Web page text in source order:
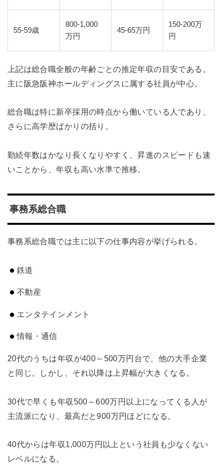
55-59歳
800-1,000
万円
45-65万円
150-200万
円
上記は総合職全般の年齢ごとの推定年収の目安である。
主に阪急阪神ホールディングスに属する社員が中心。
総合職は特に新卒採用の時点から働いている人であり、
さらに高学歴ばかりの括り。
勤続年数はかなり長くなりやすく、昇進のスピードも速
いことから、年収も高い水準で推移。
事務系総合職
事務系総合職では主に以下の仕事内容が挙げられる。
鉄道
不動産
エンタテインメント
情報・通信
20代のうちは年収が400～500万円台で、他の大手企業
と同じ。しかし、それ以降は上昇幅が大きくなる。
30代で早くも年収500～600万円以上になってくる人が
主流派になり、最高だと900万円ほどになる。
40代からは年収1,000万円以上という社員も少なくない
レベルになる。